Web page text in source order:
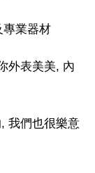
專業器材
外表美美, 內
我們也很樂意